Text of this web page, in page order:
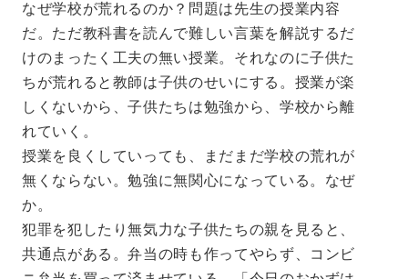
なぜ学校が荒れるのか？問題は先生の授業内容
だ。ただ教科書を読んで難しい言葉を解説するだ
けのまったく工夫の無い授業。それなのに子供た
ちが荒れると教師は子供のせいにする。授業が楽
しくないから、子供たちは勉強から、学校から離
れていく。
授業を良くしていっても、まだまだ学校の荒れが
無くならない。勉強に無関心になっている。なぜ
か。
犯罪を犯したり無気力な子供たちの親を見ると、
共通点がある。弁当の時も作ってやらず、コンビ